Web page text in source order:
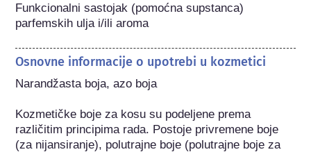
Funkcionalni sastojak (pomoćna supstanca)
parfemskih ulja i/ili aroma
Osnovne informacije o upotrebi u kozmetici
Narandžasta boja, azo boja
Kozmetičke boje za kosu su podeljene prema
različitim principima rada. Postoje privremene boje
(za nijansiranje), polutrajne boje (polutrajne boje za